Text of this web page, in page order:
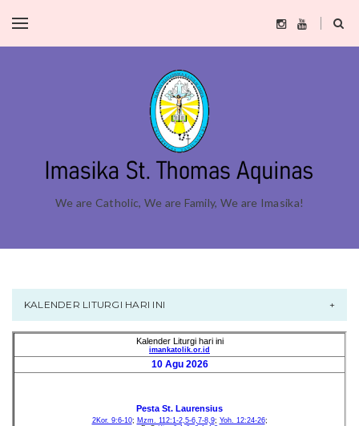
We are Catholic, We are Family, We are Imasika!
KALENDER LITURGI HARI INI